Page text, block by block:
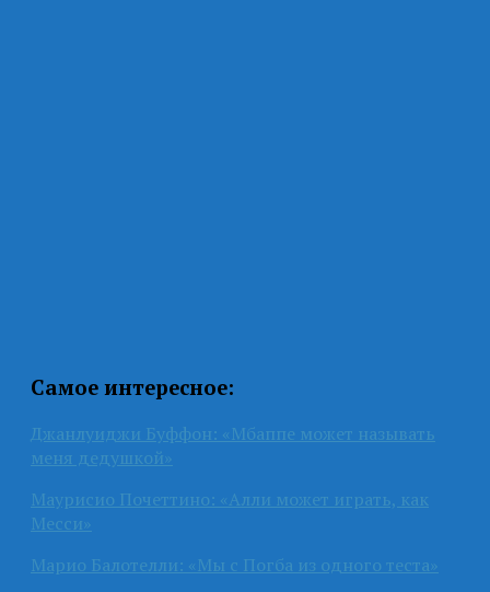
Самое интересное:
Джанлуиджи Буффон: «Мбаппе может называть
меня дедушкой»
Маурисио Почеттино: «Алли может играть, как
Месси»
Марио Балотелли: «Мы с Погба из одного теста»